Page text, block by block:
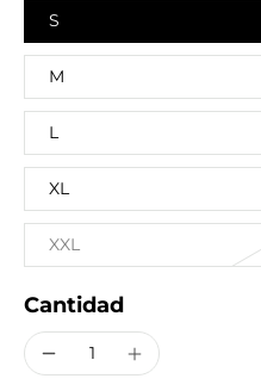
S
M
L
XL
XXL
Cantidad